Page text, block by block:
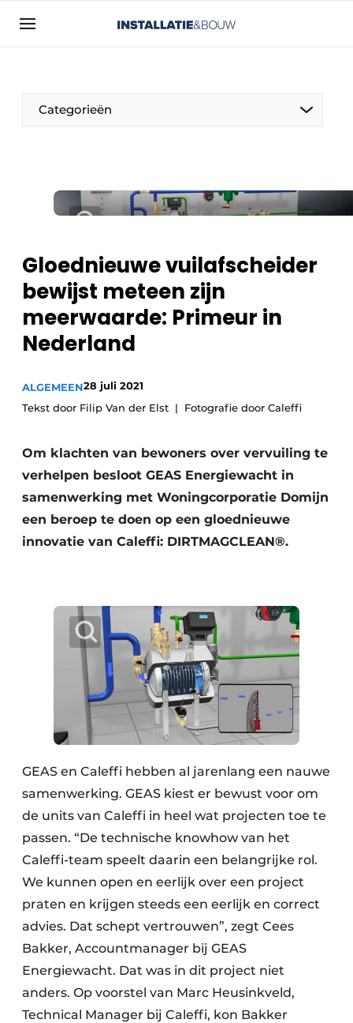
Aanmelden
Bedrijven
Contact
Installatie & Bouw | Platform over
Meest gelezen
Nieuwsbrief
Podcasts
Privacy / Cookie statement
Vacature aanmelden
Vacatures
Categorieën
Gloednieuwe vuilafscheider
bewijst meteen zijn
meerwaarde: Primeur in
Nederland
ALGEMEEN28 juli 2021
Tekst door Filip Van der Elst
Fotografie door Caleffi
Om klachten van bewoners over vervuiling te
verhelpen besloot GEAS Energiewacht in
samenwerking met Woningcorporatie Domijn
een beroep te doen op een gloednieuwe
innovatie van Caleffi: DIRTMAGCLEAN®.
GEAS en Caleffi hebben al jarenlang een nauwe
samenwerking. GEAS kiest er bewust voor om
de units van Caleffi in heel wat projecten toe te
passen. “De technische knowhow van het
Caleffi-team speelt daarin een belangrijke rol.
We kunnen open en eerlijk over een project
praten en krijgen steeds een eerlijk en correct
advies. Dat schept vertrouwen”, zegt Cees
Bakker, Accountmanager bij GEAS
Energiewacht. Dat was in dit project niet
anders. Op voorstel van Marc Heusinkveld,
Technical Manager bij Caleffi, kon Bakker